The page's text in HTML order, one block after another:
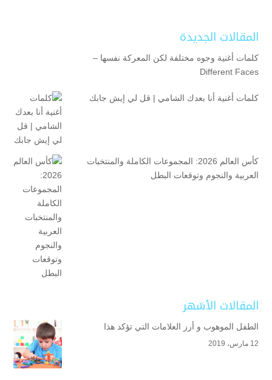
المقالات الجديدة
كلمات أغنية وجوه مختلفة لكن المعركة نفسها –
Different Faces
كلمات أغنية أنا بعدك الشامي | قل لي إيش جابك
كأس العالم 2026: المجموعات الكاملة والمنتخبات
العربية والنجوم وتوقعات البطل
المقالات الأشهر
الطفل الموهوب و أرز العلامات التي تؤكد هذا
12 مارس، 2019